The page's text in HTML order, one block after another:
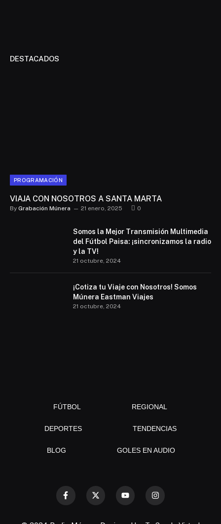
DESTACADOS
PROGRAMACIÓN
VIAJA CON NOSOTROS A SANTA MARTA
By Grabación Múnera 21 enero, 2025 0
Somos la Mejor Transmisión Multimedia
del Fútbol Paisa: ¡sincronizamos la radio
y la TV!
21 octubre, 2024
¡Cotiza tu Viaje con Nosotros! Somos
Múnera Eastman Viajes
21 octubre, 2024
FÚTBOL REGIONAL
DEPORTES TENDENCIAS
BLOG GOLES EN AUDIO